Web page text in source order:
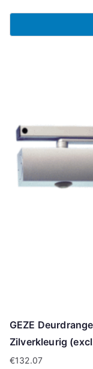
GEZE
Zilverkleurig
€132.07